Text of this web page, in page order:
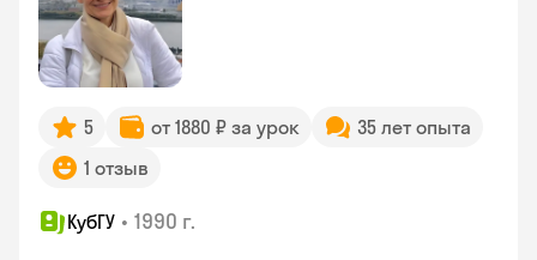
5 от 1880 ₽ за урок
35 лет опыта
1 отзыв
КубГУ • 1990 г.